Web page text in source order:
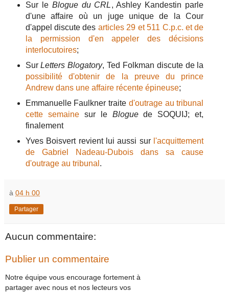
Sur le Blogue du CRL, Ashley Kandestin parle
d'une affaire où un juge unique de la Cour
d'appel discute des articles 29 et 511 C.p.c. et de
la permission d'en appeler des décisions
interlocutoires;
SurLetters Blogatory, Ted Folkman discute de la
possibilité d'obtenir de la preuve du prince
Andrew dans une affaire récente épineuse;
Emmanuelle Faulkner traite d'outrage au tribunal
cette semainesur le Bloguede SOQUIJ; et,
finalement
Yves Boisvert revient lui aussi sur l'acquittement
de Gabriel Nadeau-Dubois dans sa cause
d'outrage au tribunal .
à 04 h 00
Partager
Aucun commentaire:
Publier un commentaire
Notre équipe vous encourage fortement à
partager avec nous et nos lecteurs vos